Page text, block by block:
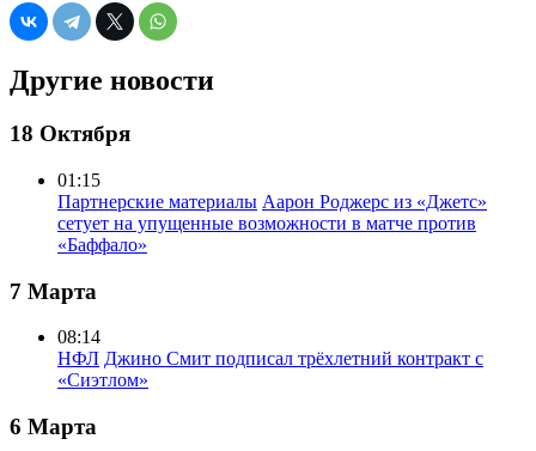
Другие новости
18 Октября
01:15
Партнерские материалы Аарон Роджерс из «Джетс»
сетует на упущенные возможности в матче против
«Баффало»
7 Марта
08:14
НФЛ Джино Смит подписал трёхлетний контракт с
«Сиэтлом»
6 Марта